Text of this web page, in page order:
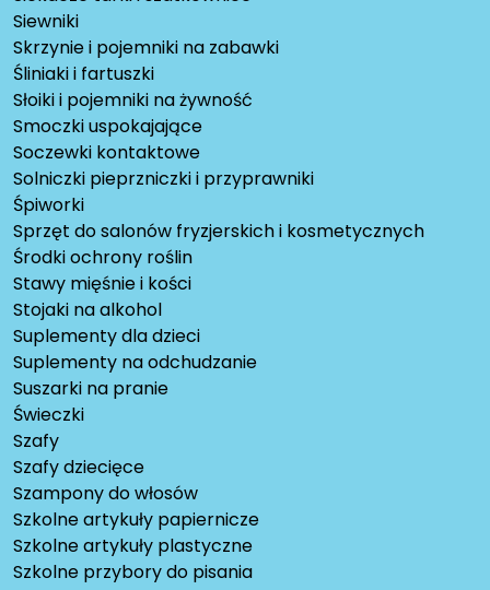
Siewniki
Skrzynie i pojemniki na zabawki
Śliniaki i fartuszki
Słoiki i pojemniki na żywność
Smoczki uspokajające
Soczewki kontaktowe
Solniczki pieprzniczki i przyprawniki
Śpiworki
Sprzęt do salonów fryzjerskich i kosmetycznych
Środki ochrony roślin
Stawy mięśnie i kości
Stojaki na alkohol
Suplementy dla dzieci
Suplementy na odchudzanie
Suszarki na pranie
Świeczki
Szafy
Szafy dziecięce
Szampony do włosów
Szkolne artykuły papiernicze
Szkolne artykuły plastyczne
Szkolne przybory do pisania